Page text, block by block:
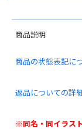
商品説明
商品の状態表記に
返品についての詳
※同名・同イラス